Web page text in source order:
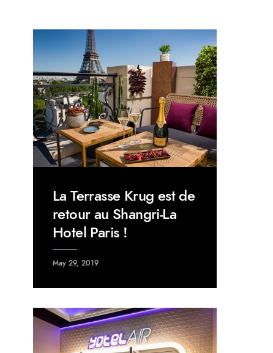
La Terrasse Krug est de
retour au Shangri-La
Hotel Paris !
May 29, 2019